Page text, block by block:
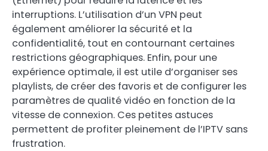
interruptions. L’utilisation d’un VPN peut
également améliorer la sécurité et la
confidentialité, tout en contournant certaines
restrictions géographiques. Enfin, pour une
expérience optimale, il est utile d’organiser ses
playlists, de créer des favoris et de configurer les
paramètres de qualité vidéo en fonction de la
vitesse de connexion. Ces petites astuces
permettent de profiter pleinement de l’IPTV sans
frustration.